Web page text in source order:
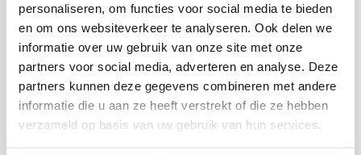
personaliseren, om functies voor social media te bieden
en om ons websiteverkeer te analyseren. Ook delen we
informatie over uw gebruik van onze site met onze
partners voor social media, adverteren en analyse. Deze
partners kunnen deze gegevens combineren met andere
informatie die u aan ze heeft verstrekt of die ze hebben
verzameld op basis van uw gebruik van hun services.
kantoren uit, waaronder ook een labo. Ze kozen
voor Juvah als ventilatiepartner om de complexe
ventilatie in het labo te voorzien.
Bekijk realisatie